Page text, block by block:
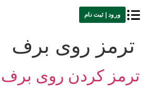
ورود | ثبت نام
ترمز روی برف
ترمز کردن روی برف